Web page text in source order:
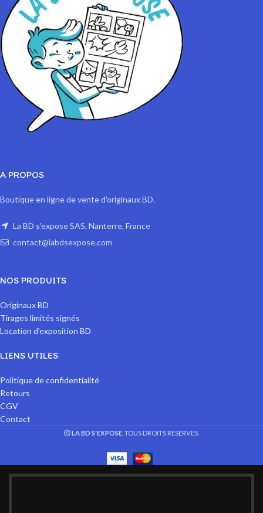
A PROPOS
Boutique en ligne de vente d'originaux BD.
La BD s'expose SAS, Nanterre, France
contact@labdsexpose.com
NOS PRODUITS
Originaux BD
Tirages limités signés
Location d'exposition BD
LIENS UTILES
Politique de confidentialité
Retours
CGV
Contact
LA BD S'EXPOSE , TOUS DROITS RESERVES.